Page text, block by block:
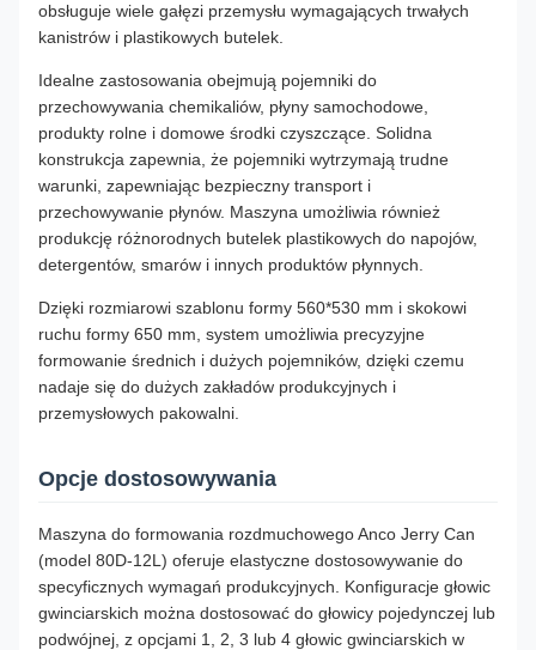
obsługuje wiele gałęzi przemysłu wymagających trwałych
kanistrów i plastikowych butelek.
Idealne zastosowania obejmują pojemniki do
przechowywania chemikaliów, płyny samochodowe,
produkty rolne i domowe środki czyszczące. Solidna
konstrukcja zapewnia, że ​​pojemniki wytrzymają trudne
warunki, zapewniając bezpieczny transport i
przechowywanie płynów. Maszyna umożliwia również
produkcję różnorodnych butelek plastikowych do napojów,
detergentów, smarów i innych produktów płynnych.
Dzięki rozmiarowi szablonu formy 560*530 mm i skokowi
ruchu formy 650 mm, system umożliwia precyzyjne
formowanie średnich i dużych pojemników, dzięki czemu
nadaje się do dużych zakładów produkcyjnych i
przemysłowych pakowalni.
Opcje dostosowywania
Maszyna do formowania rozdmuchowego Anco Jerry Can
(model 80D-12L) oferuje elastyczne dostosowywanie do
specyficznych wymagań produkcyjnych. Konfiguracje głowic
gwinciarskich można dostosować do głowicy pojedynczej lub
podwójnej, z opcjami 1, 2, 3 lub 4 głowic gwinciarskich w